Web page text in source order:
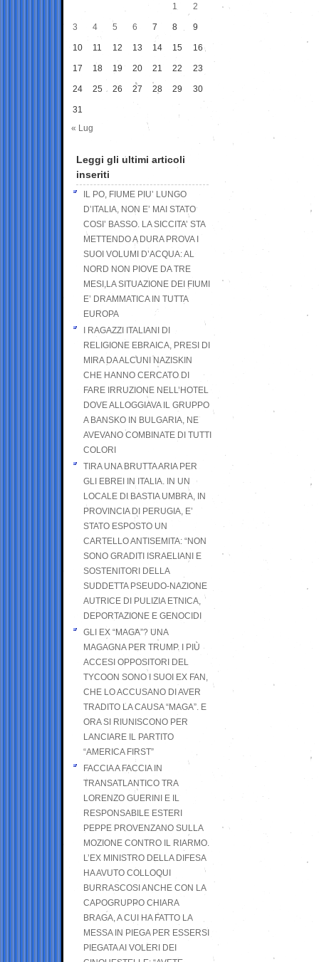
1
2
3 4 5 6 7 8 9
10 11 12 13 14 15 16
17 18 19 20 21 22 23
24 25 26 27 28 29 30
31
« Lug
Leggi gli ultimi articoli
inseriti
IL PO, FIUME PIU’ LUNGO
D’ITALIA, NON E’ MAI STATO
COSI’ BASSO. LA SICCITA’ STA
METTENDO A DURA PROVA I
SUOI VOLUMI D’ACQUA: AL
NORD NON PIOVE DA TRE
MESI,LA SITUAZIONE DEI FIUMI
E’ DRAMMATICA IN TUTTA
EUROPA
I RAGAZZI ITALIANI DI
RELIGIONE EBRAICA, PRESI DI
MIRA DA ALCUNI NAZISKIN
CHE HANNO CERCATO DI
FARE IRRUZIONE NELL’HOTEL
DOVE ALLOGGIAVA IL GRUPPO
A BANSKO IN BULGARIA, NE
AVEVANO COMBINATE DI TUTTI
COLORI
TIRA UNA BRUTTA ARIA PER
GLI EBREI IN ITALIA. IN UN
LOCALE DI BASTIA UMBRA, IN
PROVINCIA DI PERUGIA, E’
STATO ESPOSTO UN
CARTELLO ANTISEMITA: “NON
SONO GRADITI ISRAELIANI E
SOSTENITORI DELLA
SUDDETTA PSEUDO-NAZIONE
AUTRICE DI PULIZIA ETNICA,
DEPORTAZIONE E GENOCIDI
GLI EX “MAGA”? UNA
MAGAGNA PER TRUMP. I PIÙ
ACCESI OPPOSITORI DEL
TYCOON SONO I SUOI EX FAN,
CHE LO ACCUSANO DI AVER
TRADITO LA CAUSA “MAGA”. E
ORA SI RIUNISCONO PER
LANCIARE IL PARTITO
“AMERICA FIRST”
FACCIA A FACCIA IN
TRANSATLANTICO TRA
LORENZO GUERINI E IL
RESPONSABILE ESTERI
PEPPE PROVENZANO SULLA
MOZIONE CONTRO IL RIARMO.
L’EX MINISTRO DELLA DIFESA
HA AVUTO COLLOQUI
BURRASCOSI ANCHE CON LA
CAPOGRUPPO CHIARA
BRAGA, A CUI HA FATTO LA
MESSA IN PIEGA PER ESSERSI
PIEGATA AI VOLERI DEI